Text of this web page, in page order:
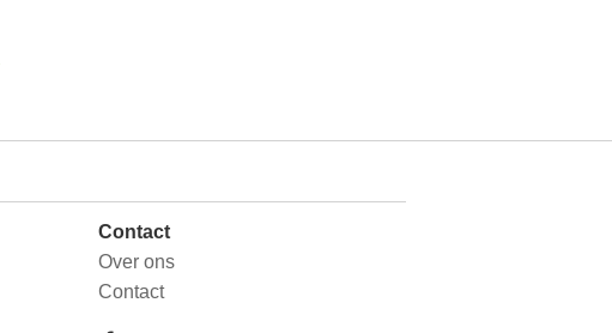
Contact
Over ons
Contact